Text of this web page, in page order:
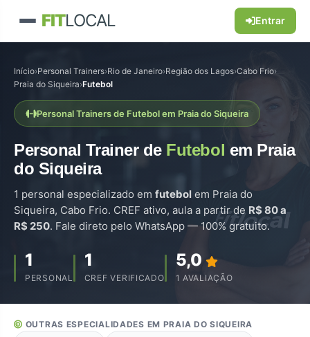
FITLOCAL Entrar
Início›Personal Trainers›Rio de Janeiro›Região dos Lagos›Cabo Frio›
Praia do Siqueira›Futebol
Personal Trainers de Futebol em Praia do Siqueira
Personal Trainer de Futebol em Praia
do Siqueira
1 personal especializado em futebol em Praia do
Siqueira, Cabo Frio. CREF ativo, aula a partir de R$ 80 a
R$ 250. Fale direto pelo WhatsApp — 100% gratuito.
1
PERSONAL
1
CREF VERIFICADO
5,0
1 AVALIAÇÃO
OUTRAS ESPECIALIDADES EM PRAIA DO SIQUEIRA